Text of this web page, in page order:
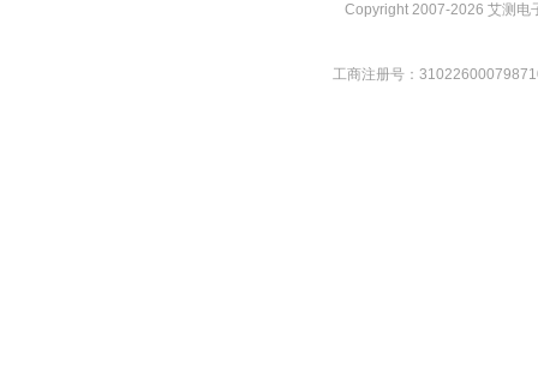
Copyright 2007-2026 艾测电
工商注册号：